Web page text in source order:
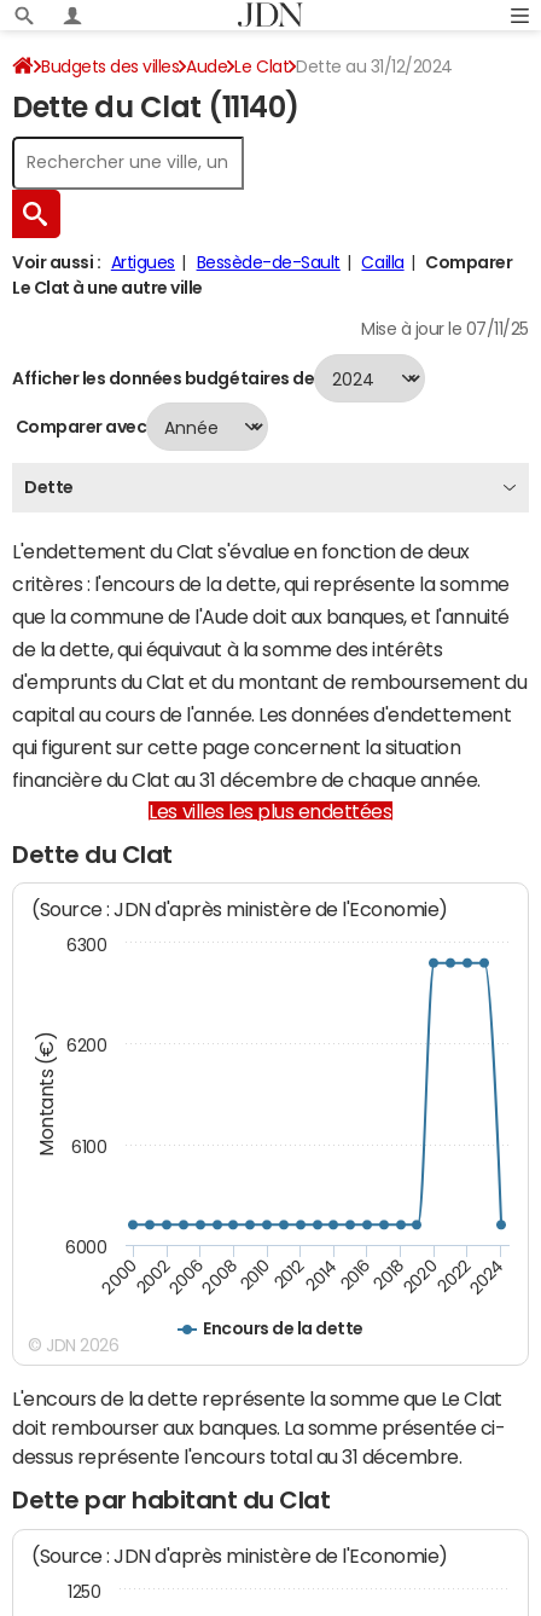
Budgets des villes Aude Le Clat Dette au 31/12/2024
Dette du Clat (11140)
Voir aussi : Artigues Bessède-de-Sault Cailla
Comparer
Le Clat à une autre ville
Mise à jour le 07/11/25
Afficher les données budgétaires de
Comparer avec
Dette
L'endettement du Clat s'évalue en fonction de deux
critères : l'encours de la dette, qui représente la somme
que la commune de l'Aude doit aux banques, et l'annuité
de la dette, qui équivaut à la somme des intérêts
d'emprunts du Clat et du montant de remboursement du
capital au cours de l'année. Les données d'endettement
qui figurent sur cette page concernent la situation
financière du Clat au 31 décembre de chaque année.
Les villes les plus endettées
Dette du Clat
Montants (€)
(Source : JDN d'après ministère de l'Economie)
Encours de la dette
200020022006200820102012201420162018202020222024
6000
6100
6200
6300
© JDN 2026
L'encours de la dette représente la somme que Le Clat
doit rembourser aux banques. La somme présentée ci-
dessus représente l'encours total au 31 décembre.
Dette par habitant du Clat
(Source : JDN d'après ministère de l'Economie)
1250